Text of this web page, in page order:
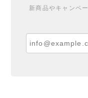
新商品やキャンペ